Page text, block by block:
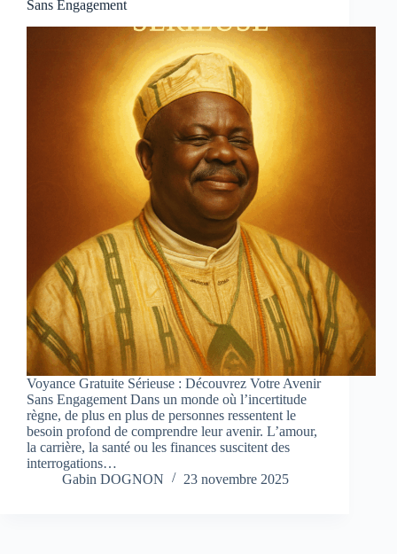
Sans Engagement
Voyance Gratuite Sérieuse : Découvrez Votre Avenir
Sans Engagement Dans un monde où l’incertitude
règne, de plus en plus de personnes ressentent le
besoin profond de comprendre leur avenir. L’amour,
la carrière, la santé ou les finances suscitent des
interrogations…
Gabin DOGNON
23 novembre 2025